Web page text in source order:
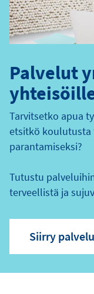
Palvelut
Tarvitsetko apua
etsitkö koulutusta
parantamiseksi?
Tutustu
terveellistä ja
Siirry